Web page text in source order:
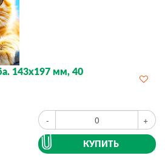
143х197 мм, 40
- +
КУПИТЬ